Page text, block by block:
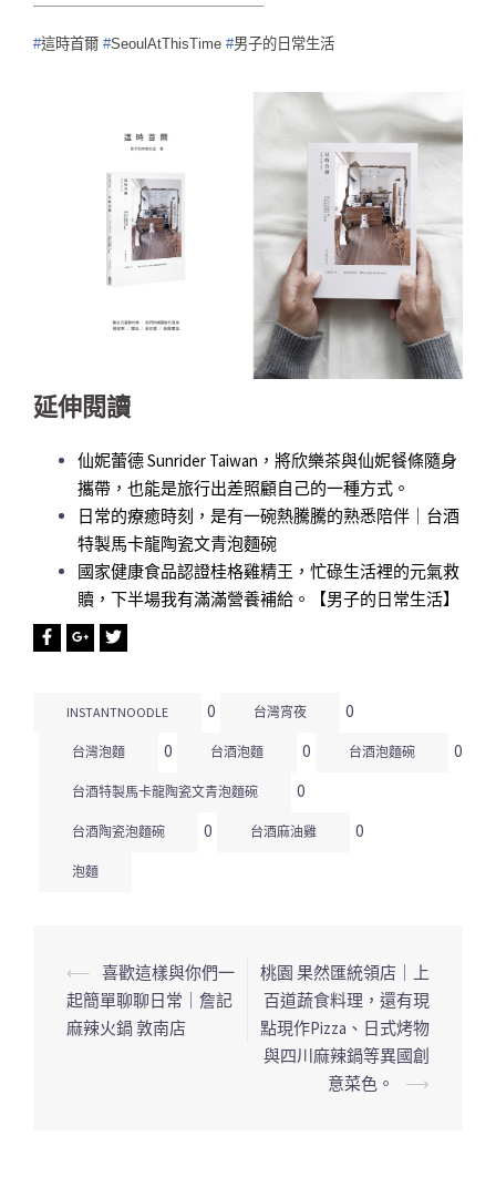
#這時首爾 #SeoulAtThisTime #男子的日常生活
延伸閱讀
仙妮蕾德 Sunrider Taiwan，將欣樂茶與仙妮餐條隨身
攜帶，也能是旅行出差照顧自己的一種方式。
日常的療癒時刻，是有一碗熱騰騰的熟悉陪伴｜台酒
特製馬卡龍陶瓷文青泡麵碗
國家健康食品認證桂格雞精王，忙碌生活裡的元氣救
贖，下半場我有滿滿營養補給。【男子的日常生活】
INSTANTNOODLE 0 台灣宵夜 0
台灣泡麵 0 台酒泡麵 0 台酒泡麵碗 0
台酒特製馬卡龍陶瓷文青泡麵碗 0
台酒陶瓷泡麵碗 0 台酒麻油雞 0
泡麵
文
章
⟵ 喜歡這樣與你們一
起簡單聊聊日常｜詹記
麻辣火鍋 敦南店
桃園 果然匯統領店｜上
百道蔬食料理，還有現
點現作Pizza、日式烤物
與四川麻辣鍋等異國創
意菜色。
⟶